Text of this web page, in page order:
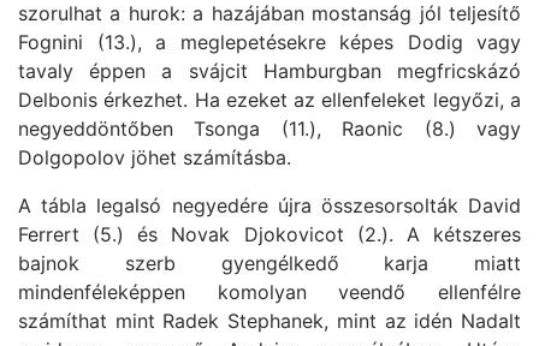
szorulhat a hurok: a hazájában mostanság jól teljesítő
Fognini (13.), a meglepetésekre képes Dodig vagy
tavaly éppen a svájcit Hamburgban megfricskázó
Delbonis érkezhet. Ha ezeket az ellenfeleket legyőzi, a
negyeddöntőben Tsonga (11.), Raonic (8.) vagy
Dolgopolov jöhet számításba.
A tábla legalsó negyedére újra összesorsolták David
Ferrert (5.) és Novak Djokovicot (2.). A kétszeres
bajnok szerb gyengélkedő karja miatt
mindenféleképpen komolyan veendő ellenfélre
számíthat mint Radek Stephanek, mint az idén Nadalt